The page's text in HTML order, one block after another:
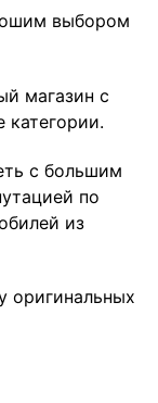
выбором
магазин с
с большим
по
из
оригинальных